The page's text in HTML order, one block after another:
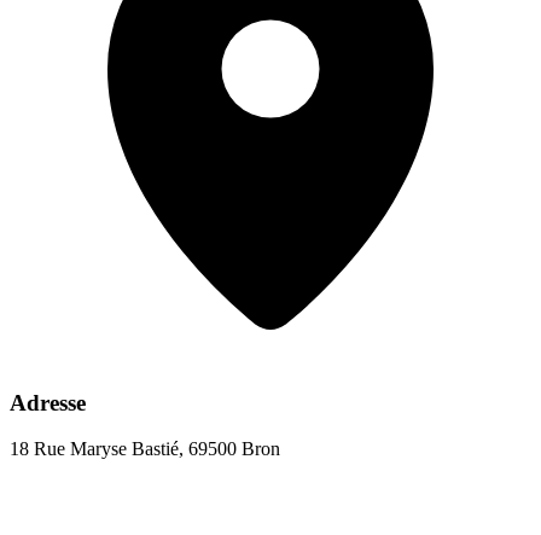
Adresse
18 Rue Maryse Bastié, 69500 Bron